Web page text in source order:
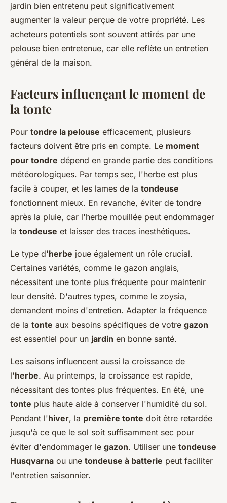
jardin bien entretenu peut significativement
augmenter la valeur perçue de votre propriété. Les
acheteurs potentiels sont souvent attirés par une
pelouse bien entretenue, car elle reflète un entretien
général de la maison.
Facteurs influençant le moment de
la tonte
Pour tondre la pelouse efficacement, plusieurs
facteurs doivent être pris en compte. Le moment
pour tondre dépend en grande partie des conditions
météorologiques. Par temps sec, l'herbe est plus
facile à couper, et les lames de la tondeuse
fonctionnent mieux. En revanche, éviter de tondre
après la pluie, car l'herbe mouillée peut endommager
la tondeuse et laisser des traces inesthétiques.
Le type d'herbe joue également un rôle crucial.
Certaines variétés, comme le gazon anglais,
nécessitent une tonte plus fréquente pour maintenir
leur densité. D'autres types, comme le zoysia,
demandent moins d'entretien. Adapter la fréquence
de la tonte aux besoins spécifiques de votre gazon
est essentiel pour un jardin en bonne santé.
Les saisons influencent aussi la croissance de
l'herbe. Au printemps, la croissance est rapide,
nécessitant des tontes plus fréquentes. En été, une
tonte plus haute aide à conserver l'humidité du sol.
Pendant l'hiver, la première tonte doit être retardée
jusqu'à ce que le sol soit suffisamment sec pour
éviter d'endommager le gazon. Utiliser une tondeuse
Husqvarna ou une tondeuse à batterie peut faciliter
l'entretien saisonnier.